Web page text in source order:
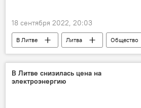
18 сентября 2022, 20:03
В Литве Литва
Общество
Происшествия
ДТП
В Литве снизилась цена на
электроэнергию